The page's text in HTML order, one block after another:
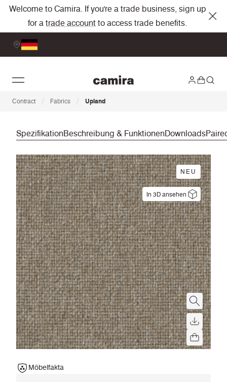
Welcome to Camira. If you're a trade business, sign up
for a trade account to access trade benefits.
Contract / Fabrics / Upland
SpezifikationBeschreibung & FunktionenDownloads
NEU
In 3D ansehen
Möbelfakta